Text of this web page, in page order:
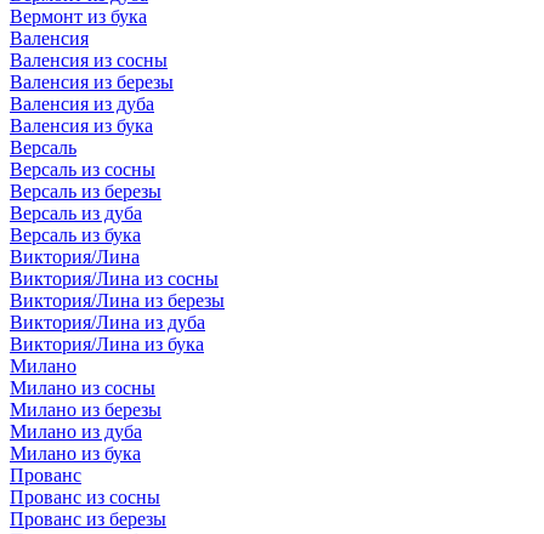
Вермонт из бука
Валенсия
Валенсия из сосны
Валенсия из березы
Валенсия из дуба
Валенсия из бука
Версаль
Версаль из сосны
Версаль из березы
Версаль из дуба
Версаль из бука
Виктория/Лина
Виктория/Лина из сосны
Виктория/Лина из березы
Виктория/Лина из дуба
Виктория/Лина из бука
Милано
Милано из сосны
Милано из березы
Милано из дуба
Милано из бука
Прованс
Прованс из сосны
Прованс из березы